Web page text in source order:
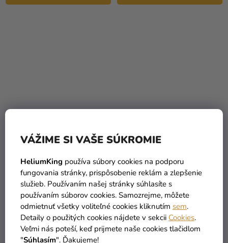
VÁŽIME SI VAŠE SÚKROMIE
HeliumKing používa súbory cookies na podporu
fungovania stránky, prispôsobenie reklám a zlepšenie
služieb. Používaním našej stránky súhlasíte s
používaním súborov cookies. Samozrejme, môžete
odmietnuť všetky voliteľné cookies kliknutím sem.
Detaily o použitých cookies nájdete v sekcii Cookies.
Veľmi nás poteší, keď prijmete naše cookies tlačidlom
"Súhlasím". Ďakujeme!
Fóliový balón
narodeninové číslo 9
béžový 72 cm
5,90 €
DO KOŠÍKA
Fóliový balón
narodeninové číslo 9
čierny 86 cm
5,90 €
DO KOŠÍKA